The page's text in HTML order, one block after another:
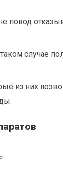
повод
случае
из них